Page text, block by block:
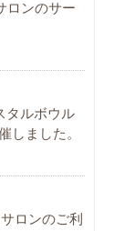
ロンのサー
タルボウル
しました。
ロンのご利